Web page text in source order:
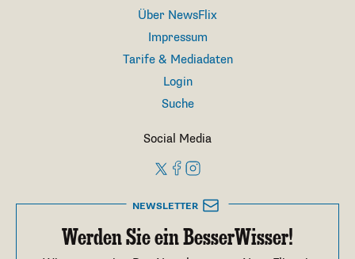
Über NewsFlix
Impressum
Tarife & Mediadaten
Login
Suche
Social Media
NEWSLETTER
Werden Sie ein BesserWisser!